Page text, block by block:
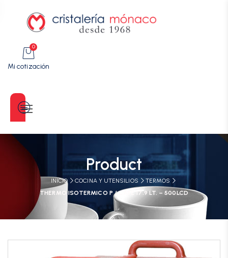
0
Mi cotización
Categorías
Product
INICIO COCINA Y UTENSILIOS
TERMOS
THERMO ISOTERMICO P / CAFE 17.9 LT. – 500LCD